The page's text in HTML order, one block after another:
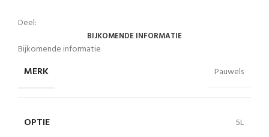
Deel:
BIJKOMENDE INFORMATIE
Bijkomende informatie
MERK Pauwels
OPTIE 5L